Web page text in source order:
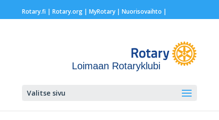
Rotary.fi | Rotary.org| MyRotary | Nuorisovaihto |
Loimaan Rotaryklubi
Valitse sivu